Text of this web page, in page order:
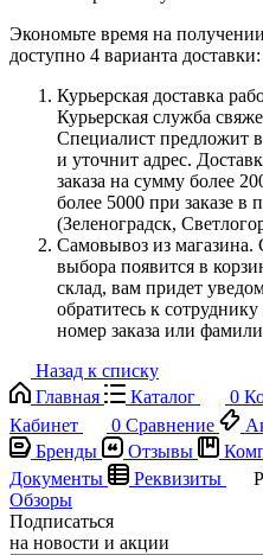
Экономьте время на
доступно 4 варианта доставки:
Курьерская доставка
Курьерская служба
Специалист предложит
и уточнит адрес.
заказа на сумму более
более 5000 при заказе в
(Зеленоградск,
Самовывоз из магазина.
выбора появится в
склад, вам придет
обратитесь к
номер заказа или
Назад к списку
Главная
Каталог 0
Кабинет
0 Сравнение
Бренды
Отзывы
Документы
Реквизиты
Обзоры
Подписаться
на новости и акции